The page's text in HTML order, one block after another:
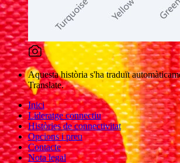
Aquesta història s'ha traduït
Translate.
Inici
Lideratge connectiu
Històries de connectivitat
Opcions i preu
Contacte
Nota legal